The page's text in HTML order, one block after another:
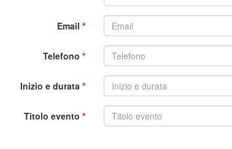
Email *
Telefono *
Inizio e durata *
Titolo evento *